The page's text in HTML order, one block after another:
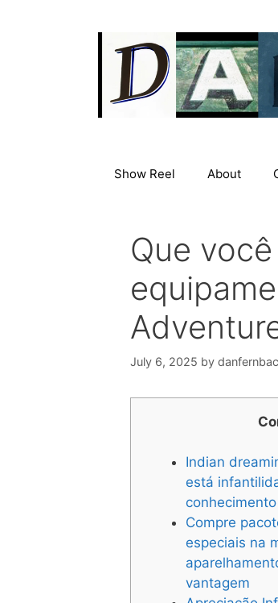
Show Reel About
Que
July 6, 2025 by
Indian
está
Compre
especiais na
vantagem